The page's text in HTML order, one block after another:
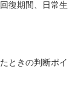
復期間、日常生
ときの判断ポイ